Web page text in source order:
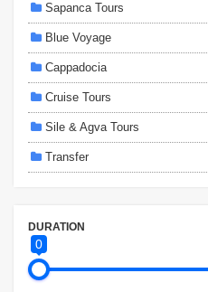
Sapanca Tours
Blue Voyage
Cappadocia
Cruise Tours
Sile & Agva Tours
Transfer
DURATION
0